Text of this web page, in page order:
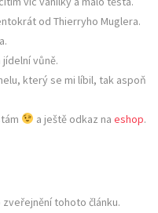
od Thierryho Muglera.
jídelní vůně.
který se mi líbil, tak aspoň
a ještě odkaz na eshop.
tohoto článku.